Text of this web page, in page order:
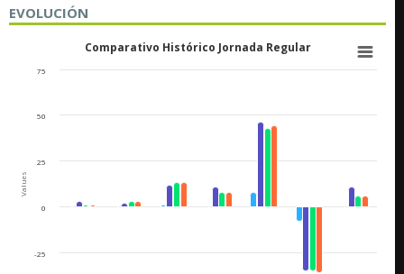
EVOLUCIÓN
Values
Comparativo Histórico Jornada Regular
-25
0
25
50
75